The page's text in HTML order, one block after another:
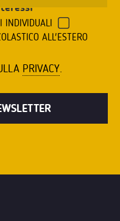
INDIVIDUALI
ALL'ESTERO
PRIVACY.